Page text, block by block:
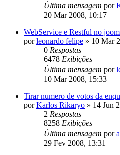
Última mensagem por
20 Mar 2008, 10:17
WebService e Restful no
porleonardo felipe » 10 Mar
0 Respostas
6478 Exibições
Última mensagem por
10 Mar 2008, 15:33
Tirar numero de votos da
porKarlos Rikaryo » 14 Jun
2 Respostas
8258 Exibições
Última mensagem por
29 Fev 2008, 13:31